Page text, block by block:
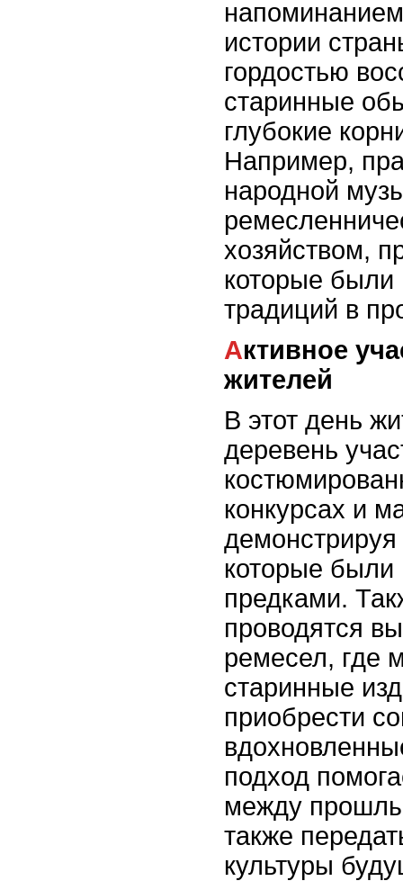
истории
гордостью
старинные
глубокие
Например,
народной
хозяйством,
которые были
традиций в
Активное участие местных
жителей
В этот день
деревень
конкурсах и
которые
предками.
проводятся
ремесел, где
старинные
приобрести
подход
между
также
культуры